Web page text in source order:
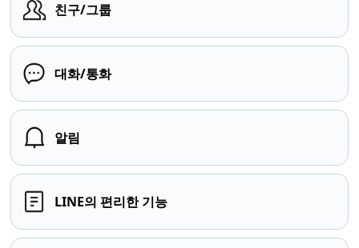
친구/그룹
대화/통화
알림
LINE의 편리한 기능